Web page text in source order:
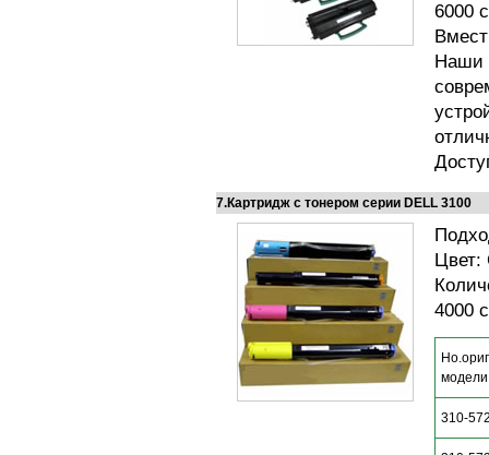
6000
Наши
7.Картридж с тонером серии DELL 3100
Цвет:
4000
модели
310-